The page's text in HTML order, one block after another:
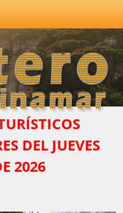
DEL JUEVES
2026